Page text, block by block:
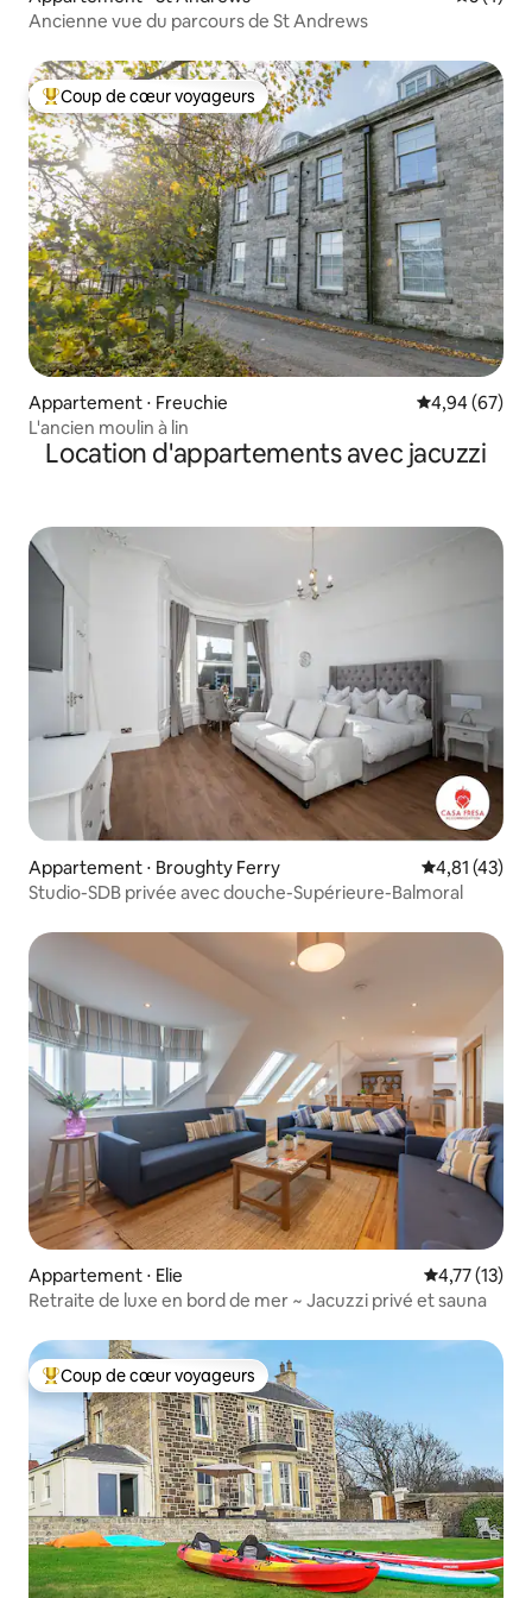
Ancienne vue du parcours de St Andrews
Coups de cœur voyageurs les plus appréciés
Coup de cœur voyageurs
Appartement ⋅ Freuchie Évaluation
4,94 (67)
L'ancien moulin à lin
Location d'appartements avec jacuzzi
Appartement ⋅ Broughty Ferry Évaluation
4,81 (43)
Studio-SDB privée avec douche-Supérieure-Balmoral
Appartement ⋅ Elie Évaluation
4,77 (13)
Retraite de luxe en bord de mer ~ Jacuzzi privé et sauna
Coups de cœur voyageurs les plus appréciés
Coup de cœur voyageurs